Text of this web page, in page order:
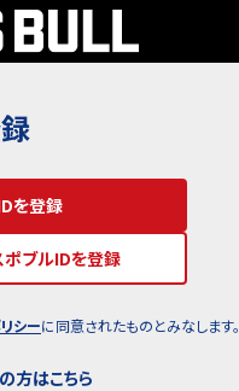
を登録
ブルIDを登録
シーに同意されたものとみなします。
方はこちら